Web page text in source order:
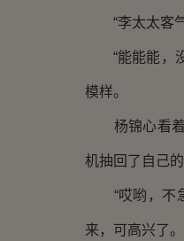
“李太太客气
“能能能，没
模样。
杨锦心看着
机抽回了自己
“哎哟，不急
来，可高兴了。